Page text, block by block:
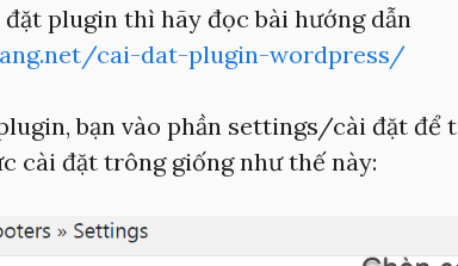
plugin thì hãy đọc bài hướng dẫn
cai-dat-plugin-wordpress/
bạn vào phần settings/cài đặt để
cài đặt trông giống như thế này: